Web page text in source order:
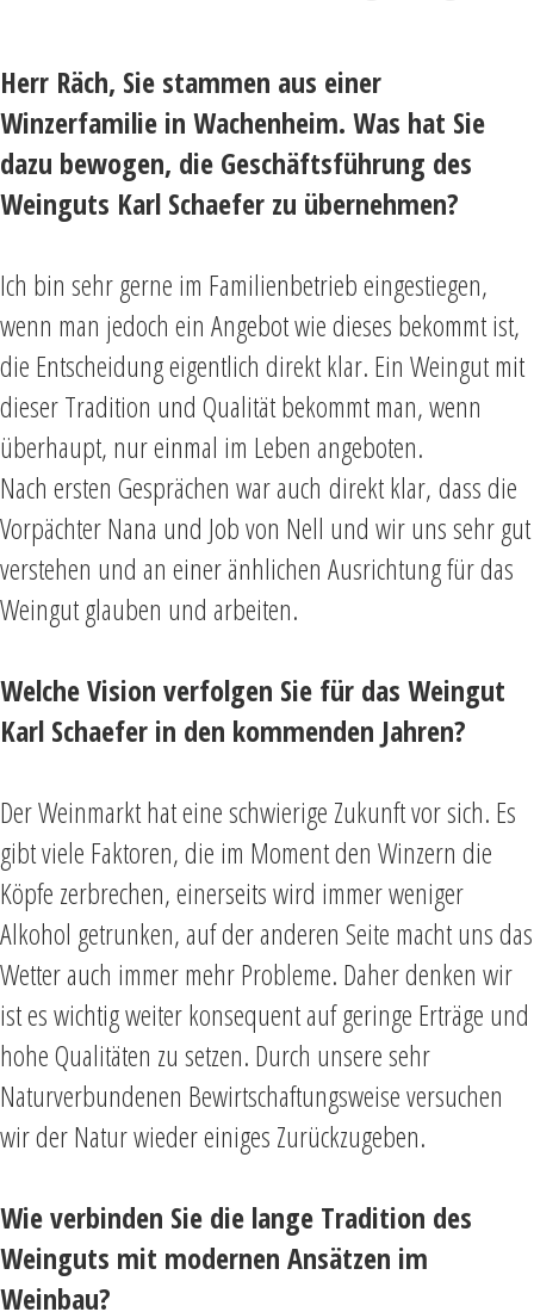
Herr Räch, Sie stammen aus einer
Winzerfamilie in Wachenheim. Was hat Sie
dazu bewogen, die Geschäftsführung des
Weinguts Karl Schaefer zu übernehmen?
Ich bin sehr gerne im Familienbetrieb eingestiegen,
wenn man jedoch ein Angebot wie dieses bekommt ist,
die Entscheidung eigentlich direkt klar. Ein Weingut mit
dieser Tradition und Qualität bekommt man, wenn
überhaupt, nur einmal im Leben angeboten.
Nach ersten Gesprächen war auch direkt klar, dass die
Vorpächter Nana und Job von Nell und wir uns sehr gut
verstehen und an einer änhlichen Ausrichtung für das
Weingut glauben und arbeiten.
Welche Vision verfolgen Sie für das Weingut
Karl Schaefer in den kommenden Jahren?
Der Weinmarkt hat eine schwierige Zukunft vor sich. Es
gibt viele Faktoren, die im Moment den Winzern die
Köpfe zerbrechen, einerseits wird immer weniger
Alkohol getrunken, auf der anderen Seite macht uns das
Wetter auch immer mehr Probleme. Daher denken wir
ist es wichtig weiter konsequent auf geringe Erträge und
hohe Qualitäten zu setzen. Durch unsere sehr
Naturverbundenen Bewirtschaftungsweise versuchen
wir der Natur wieder einiges Zurückzugeben.
Wie verbinden Sie die lange Tradition des
Weinguts mit modernen Ansätzen im
Weinbau?